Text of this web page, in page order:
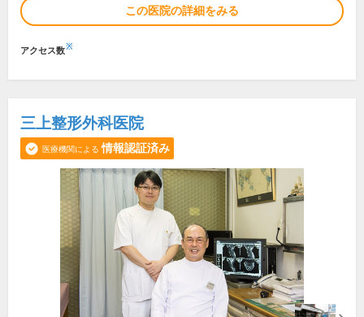
この医院の詳細をみる
アクセス数※
三上整形外科医院
医療機関による 情報認証済み